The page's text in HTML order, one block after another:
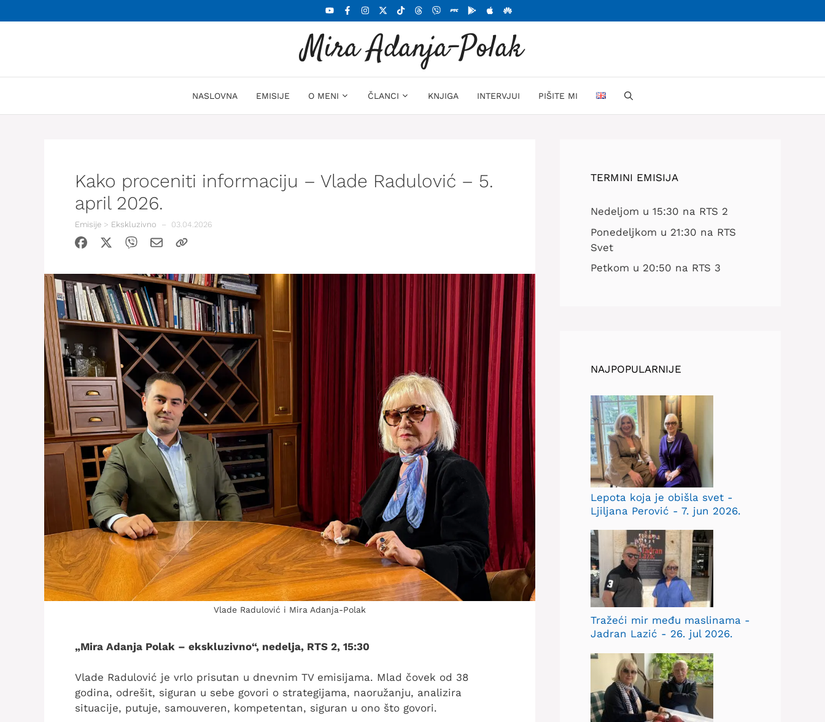
na
Mira Adanja-Polak
NASLOVNA EMISIJE O MENI ČLANCI KNJIGA INTERVJUI PIŠITE MI
Kako proceniti informaciju – Vlade Radulović – 5.
april 2026.
Emisije > Ekskluzivno – 03.04.2026
Vlade Radulović i Mira Adanja-Polak
„Mira Adanja Polak – ekskluzivno“, nedelja, RTS 2, 15:30
Vlade Radulović je vrlo prisutan u dnevnim TV emisijama. Mlad čovek od 38
godina, odrešit, siguran u sebe govori o strategijama, naoružanju, analizira
situacije, putuje, samouveren, kompetentan, siguran u ono što govori.
TERMINI EMISIJA
Nedeljom u 15:30 na RTS 2
Ponedeljkom u 21:30 na RTS
Svet
Petkom u 20:50 na RTS 3
NAJPOPULARNIJE
Lepota koja je obišla svet -
Ljiljana Perović - 7. jun 2026.
Tražeći mir među maslinama -
Jadran Lazić - 26. jul 2026.